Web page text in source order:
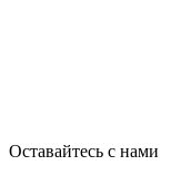
Оставайтесь с нами